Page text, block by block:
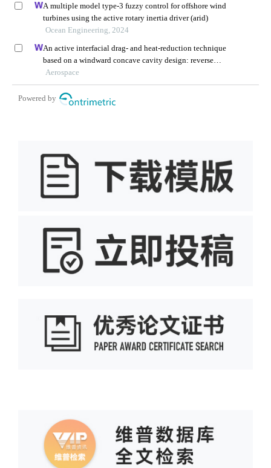
A multiple model type-3 fuzzy control for offshore wind
turbines using the active rotary inertia driver (arid)
Ocean Engineering, 2024
An active interfacial drag- and heat-reduction technique
based on a windward concave cavity design: reverse
jetting
Aerospace
Powered by